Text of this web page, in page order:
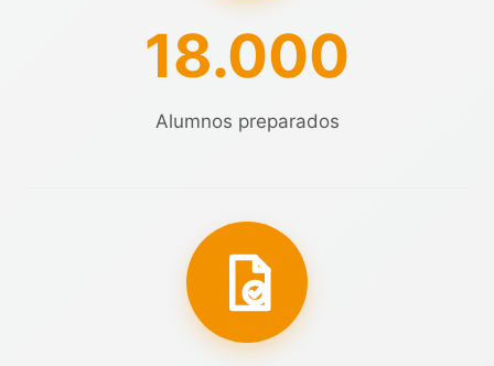
18.000
Alumnos preparados